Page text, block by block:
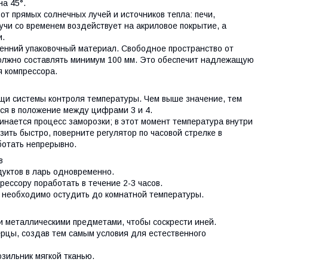
45°.
прямых солнечных лучей и источников тепла: печи,
со временем воздействует на акриловое покрытие, а
упаковочный материал. Свободное пространство от
составлять минимум 100 мм. Это обеспечит надлежащую
системы контроля температуры. Чем выше значение, тем
в положение между цифрами 3 и 4.
процесс заморозки; в этот момент температура внутри
быстро, поверните регулятор по часовой стрелке в
непрерывно.
в ларь одновременно.
поработать в течение 2-3 часов.
остудить до комнатной температуры.
предметами, чтобы соскрести иней.
создав тем самым условия для естественного
мягкой тканью.